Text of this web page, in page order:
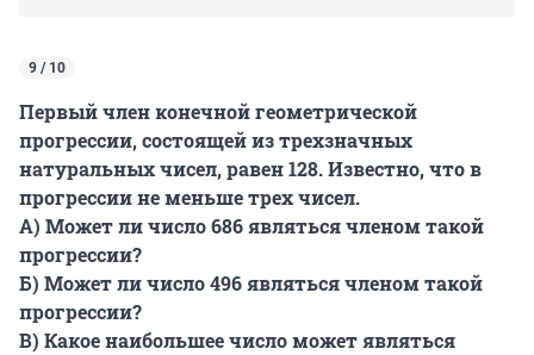
9 / 10
Первый член конечной геометрической
прогрессии, состоящей из трехзначных
натуральных чисел, равен 128. Известно, что в
прогрессии не меньше трех чисел.
А) Может ли число 686 являться членом такой
прогрессии?
Б) Может ли число 496 являться членом такой
прогрессии?
В) Какое наибольшее число может являться